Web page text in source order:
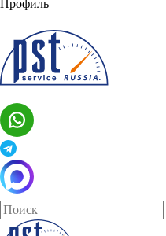
Профиль